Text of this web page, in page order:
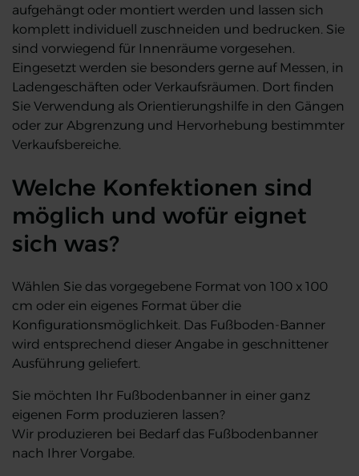
aufgehängt oder montiert werden und lassen sich
komplett individuell zuschneiden und bedrucken. Sie
sind vorwiegend für Innenräume vorgesehen.
Eingesetzt werden sie besonders gerne auf Messen, in
Ladengeschäften oder Verkaufsräumen. Dort finden
Sie Verwendung als Orientierungshilfe in den Gängen
oder zur Abgrenzung und Hervorhebung bestimmter
Verkaufsbereiche.
Welche Konfektionen sind
möglich und wofür eignet
sich was?
Wählen Sie das vorgegebene Format von 100 x 100
cm oder ein eigenes Format über die
Konfigurationsmöglichkeit. Das Fußboden-Banner
wird entsprechend dieser Angabe in geschnittener
Ausführung geliefert.
Sie möchten Ihr Fußbodenbanner in einer ganz
eigenen Form produzieren lassen?
Wir produzieren bei Bedarf das Fußbodenbanner
nach Ihrer Vorgabe.